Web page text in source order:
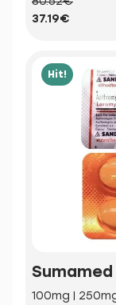
37.19€
Hit!
Sumamed
100mg |